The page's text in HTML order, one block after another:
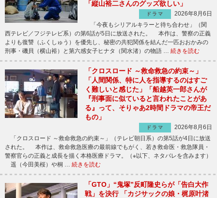
「縦山裕二さんのグッズ欲しい」
ドラマ
2026年8月6日
「今夜もシリアルキラーと待ち合わせ」（関
西テレビ／フジテレビ系）の第6話が5日に放送された。 本作は、警察の正義
よりも復讐（ふくしゅう）を優先し、秘密の共犯関係を結んだ一匹おおかみの
刑事・磯貝（横山裕）と第六感女子ヒナタ（関水渚）の物語 … 続きを読む
「クロスロード ～救命救急の約束～」
「人間関係、特に人を指導するのはすご
く難しいと感じた」「船越英一郎さんが
『刑事面に似ていると言われたことがあ
る』って、そりゃあ2時間ドラマの帝王だ
もの」
ドラマ
2026年8月6日
「クロスロード ～救命救急の約束～」（テレビ朝日系）の第5話が4日に放送
された。 本作は、救命救急医療の最前線でもがく、若き救命医・救急隊員・
警察官らの正義と成長を描く本格医療ドラマ。（※以下、ネタバレを含みます）
遥（今田美桜）や桐 … 続きを読む
「GTO」“鬼塚”反町隆史らが「告白大作
戦」を決行 「カジサックの娘・梶原叶渚